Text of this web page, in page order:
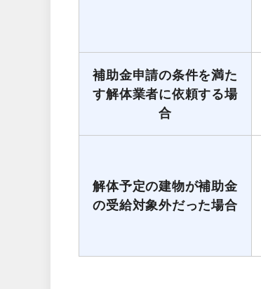
補助金申請の条件を満た
す解体業者に依頼する場
合
解体予定の建物が補助金
の受給対象外だった場合